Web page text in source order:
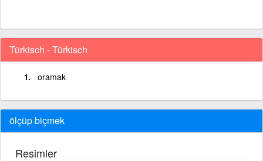
Türkisch - Türkisch
oramak
ölçüp biçmek
Resimler